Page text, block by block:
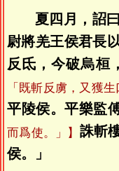
夏四月，詔
尉將羌王侯君長
反氐，今破烏桓
「既斬反虜，又獲
平陵侯。平樂監
而爲使。」】 誅斬
侯。」